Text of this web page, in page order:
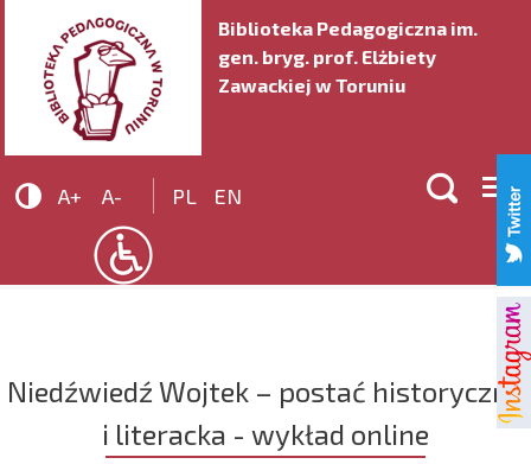
Biblioteka Pedagogiczna im.
gen. bryg. prof. Elżbiety
Zawackiej w Toruniu
 A+ A- PL EN 
Niedźwiedź Wojtek – postać historyczna
i literacka - wykład online